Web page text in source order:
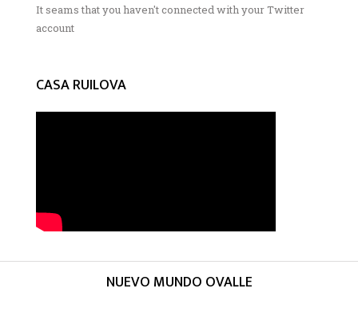
It seams that you haven't connected with your Twitter
account
CASA RUILOVA
NUEVO MUNDO OVALLE